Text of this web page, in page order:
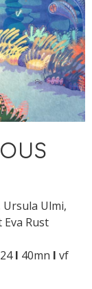
Ursula Ulmi,
Rust
I 40mn I vf